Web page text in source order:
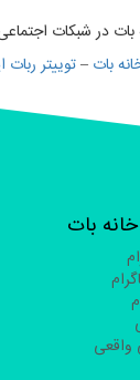
در شبکات اجتماعی :
–توییتر ربات
بات